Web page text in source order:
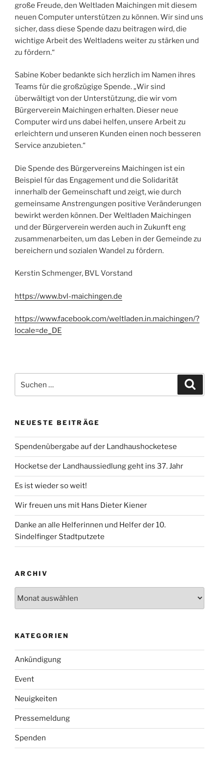
große Freude, den Weltladen Maichingen mit diesem
neuen Computer unterstützen zu können. Wir sind uns
sicher, dass diese Spende dazu beitragen wird, die
wichtige Arbeit des Weltladens weiter zu stärken und
zu fördern.“
Sabine Kober bedankte sich herzlich im Namen ihres
Teams für die großzügige Spende. „Wir sind
überwältigt von der Unterstützung, die wir vom
Bürgerverein Maichingen erhalten. Dieser neue
Computer wird uns dabei helfen, unsere Arbeit zu
erleichtern und unseren Kunden einen noch besseren
Service anzubieten.“
Die Spende des Bürgervereins Maichingen ist ein
Beispiel für das Engagement und die Solidarität
innerhalb der Gemeinschaft und zeigt, wie durch
gemeinsame Anstrengungen positive Veränderungen
bewirkt werden können. Der Weltladen Maichingen
und der Bürgerverein werden auch in Zukunft eng
zusammenarbeiten, um das Leben in der Gemeinde zu
bereichern und sozialen Wandel zu fördern.
Kerstin Schmenger, BVL Vorstand
https://www.bvl-maichingen.de
https://www.facebook.com/weltladen.in.maichingen/?
locale=de_DE
nach:
NEUESTE BEITRÄGE
Spendenübergabe auf der Landhaushocketese
Hocketse der Landhaussiedlung geht ins 37. Jahr
Es ist wieder so weit!
Wir freuen uns mit Hans Dieter Kiener
Danke an alle Helferinnen und Helfer der 10.
Sindelfinger Stadtputzete
ARCHIV
KATEGORIEN
Ankündigung
Event
Neuigkeiten
Pressemeldung
Spenden